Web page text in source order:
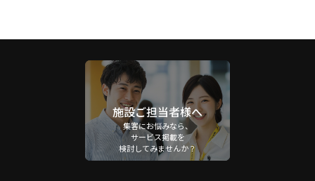
施設ご担当者様へ
集客にお悩みなら、
サービス掲載を
検討してみませんか？